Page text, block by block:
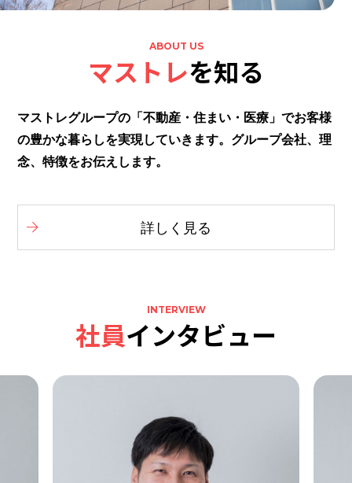
ABOUT US
マストレを知る
マストレグループの「不動産・住まい・医療」でお客様
の豊かな暮らしを実現していきます。グループ会社、理
念、特徴をお伝えします。
詳しく見る
INTERVIEW
社員インタビュー